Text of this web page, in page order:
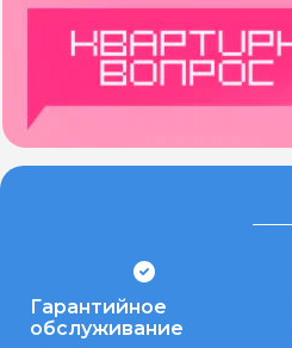
Гарантийное
обслуживание